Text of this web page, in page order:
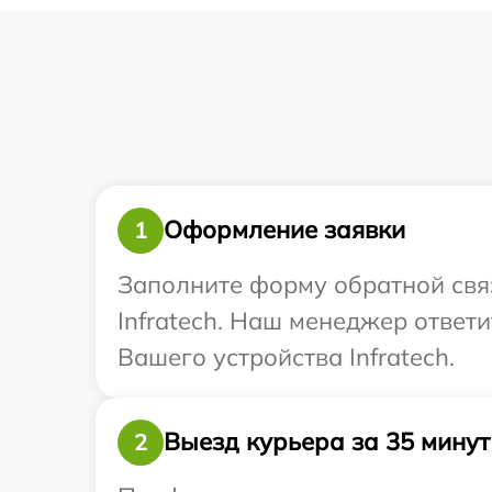
1
Оформление заявки
Заполните форму обратной
Infratech. Наш менеджер
Вашего устройства Infratech.
2
Выезд курьера за 35 минут